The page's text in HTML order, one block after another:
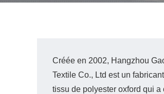
Créée en 2002, Hangzhou
Textile Co., Ltd est un
tissu de polyester oxford qui a